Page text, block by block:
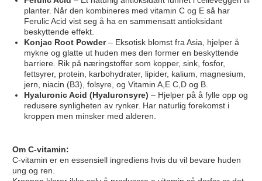
planter. Når den kombineres med vitamin C og E så har
Ferulic Acid vist seg å ha en sammensatt antioksidant
beskyttende effekt.
Konjac Root Powder– Eksotisk blomst fra Asia, hjelper å
mykne og glatte ut huden mes den former en beskyttende
barriere. Rik på næringstoffer som kopper, sink, fosfor,
fettsyrer, protein, karbohydrater, lipider, kalium, magnesium,
jern, niacin (B3), folsyre, og Vitamin A,E C,D og B.
Hyaluronic Acid (Hyaluronsyre) – Hjelper på å fylle opp og
redusere synligheten av rynker. Har naturlig forekomst i
kroppen men minsker med alderen.
Om C-vitamin:
C-vitamin er en essensiell ingrediens hvis du vil bevare huden
ung og ren.